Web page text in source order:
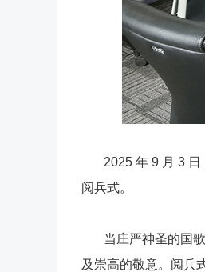
2025 年 9 月 3
阅兵式。
当庄严神圣的国歌
及崇高的敬意。阅兵